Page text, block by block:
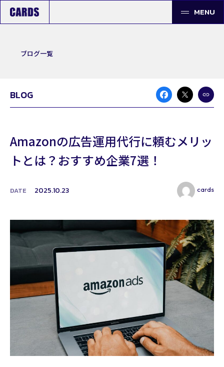
MENU
ブログ一覧
BLOG
Amazonの広告運用代行に頼むメリッ
トとは？おすすめ企業7選！
DATE 2025.10.23 cards